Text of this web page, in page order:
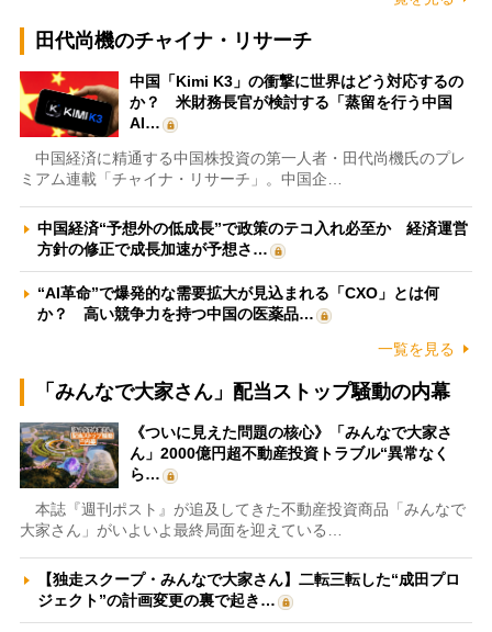
田代尚機のチャイナ・リサーチ
中国「Kimi K3」の衝撃に世界はどう対応するの
か？ 米財務長官が検討する「蒸留を行う中国
AI…
中国経済に精通する中国株投資の第一人者・田代尚機氏のプレ
ミアム連載「チャイナ・リサーチ」。中国企…
中国経済“予想外の低成長”で政策のテコ入れ必至か 経済運営
方針の修正で成長加速が予想さ…
“AI革命”で爆発的な需要拡大が見込まれる「CXO」とは何
か？ 高い競争力を持つ中国の医薬品…
一覧を見る
「みんなで大家さん」配当ストップ騒動の内幕
《ついに見えた問題の核心》「みんなで大家さ
ん」2000億円超不動産投資トラブル“異常なく
ら…
本誌『週刊ポスト』が追及してきた不動産投資商品「みんなで
大家さん」がいよいよ最終局面を迎えている…
【独走スクープ・みんなで大家さん】二転三転した“成田プロ
ジェクト”の計画変更の裏で起き…